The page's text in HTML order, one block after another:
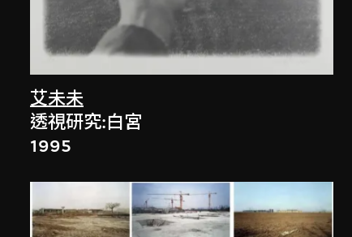
艾未未
透視研究:白宮
1995